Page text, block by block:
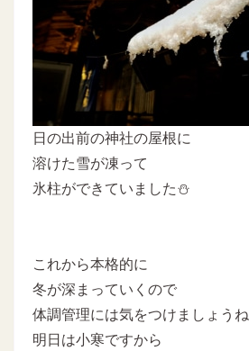
日の出前の神社の屋根に
溶けた雪が凍って
氷柱ができていました⛄
これから本格的に
冬が深まっていくので
体調管理には気をつけましょうね
明日は小寒ですから